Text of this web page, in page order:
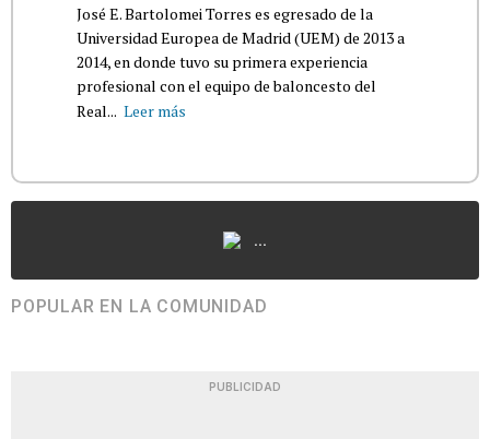
José E. Bartolomei Torres es egresado de la
Universidad Europea de Madrid (UEM) de 2013 a
2014, en donde tuvo su primera experiencia
profesional con el equipo de baloncesto del
Real... Leer más
...
POPULAR EN LA COMUNIDAD
PUBLICIDAD